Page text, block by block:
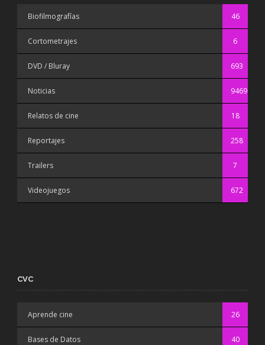
Biofilmografías 46
Cortometrajes 6
DVD / Bluray 693
Noticias 9469
Relatos de cine 18
Reportajes 258
Trailers 7
Videojuegos 672
CVC
Aprende cine 26
Bases de Datos 40